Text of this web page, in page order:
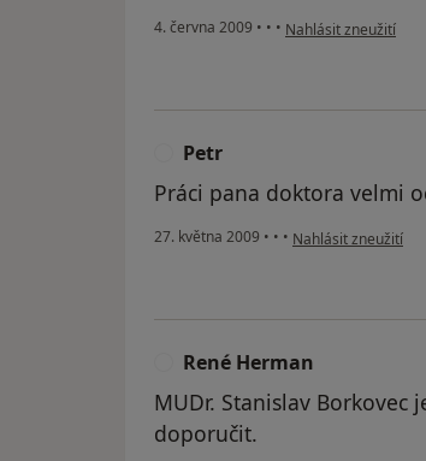
4. června 2009 • • • podle názoru
Nahlásit zneužití
Petr
Práci pana doktora velmi
27. května 2009 • • • podle názoru
Nahlásit zneužití
René Herman
MUDr. Stanislav
doporučit.